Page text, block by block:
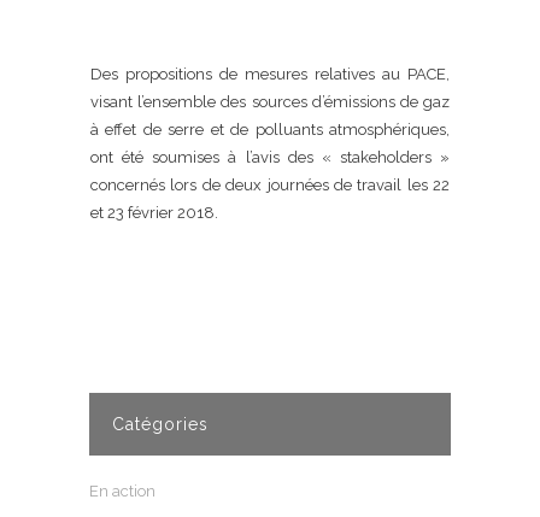
Des propositions de mesures relatives au PACE,
visant l’ensemble des sources d’émissions de gaz
à effet de serre et de polluants atmosphériques,
ont été soumises à l’avis des « stakeholders »
concernés lors de deux journées de travail les 22
et 23 février 2018.
Catégories
En action